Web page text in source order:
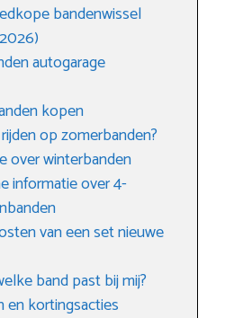
bandenwissel
autogarage
kopen
op zomerbanden?
over winterbanden
informatie over 4-
van een set nieuwe
band past bij mij?
en kortingsacties